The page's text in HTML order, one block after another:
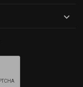
